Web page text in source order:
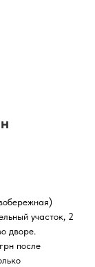
участок, 2
дворе.
после